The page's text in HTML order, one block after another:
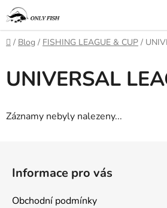
Přejít
na
obsah
Domů
/ Blog / FISHING LEAGUE & CUP /
UNIVERSAL
Záznamy nebyly nalezeny...
Informace pro vás
Obchodní podmínky